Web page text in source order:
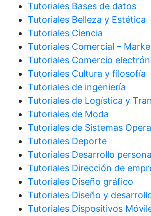
Tutoriales Bases de datos
Tutoriales Belleza y Estética
Tutoriales Ciencia
Tutoriales Comercial –
Tutoriales Comercio
Tutoriales Cultura y filosofía
Tutoriales de ingeniería
Tutoriales de Logística y
Tutoriales de Moda
Tutoriales de Sistemas
Tutoriales Deporte
Tutoriales Desarrollo
Tutoriales Dirección de
Tutoriales Diseño gráfico
Tutoriales Diseño y
Tutoriales Dispositivos